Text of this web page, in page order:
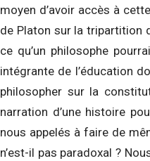
moyen d’avoir accès à
de Platon sur la tripartition
ce qu’un philosophe
intégrante de l’éducation
philosopher sur la
narration d’une histoire
nous appelés à faire de
n’est-il pas paradoxal ?